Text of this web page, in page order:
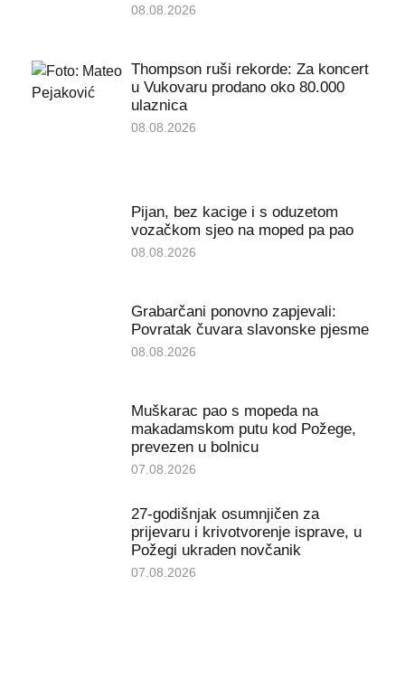
08.08.2026
Thompson ruši rekorde: Za koncert
u Vukovaru prodano oko 80.000
ulaznica
08.08.2026
Pijan, bez kacige i s oduzetom
vozačkom sjeo na moped pa pao
08.08.2026
Grabarčani ponovno zapjevali:
Povratak čuvara slavonske pjesme
08.08.2026
Muškarac pao s mopeda na
makadamskom putu kod Požege,
prevezen u bolnicu
07.08.2026
27-godišnjak osumnjičen za
prijevaru i krivotvorenje isprave, u
Požegi ukraden novčanik
07.08.2026